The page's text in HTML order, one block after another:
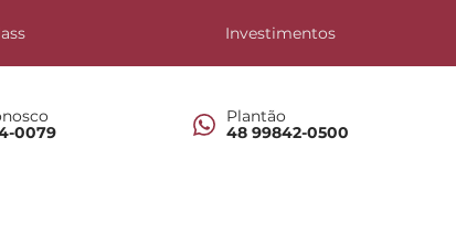
Investimentos
0079
Plantão
48 99842-0500